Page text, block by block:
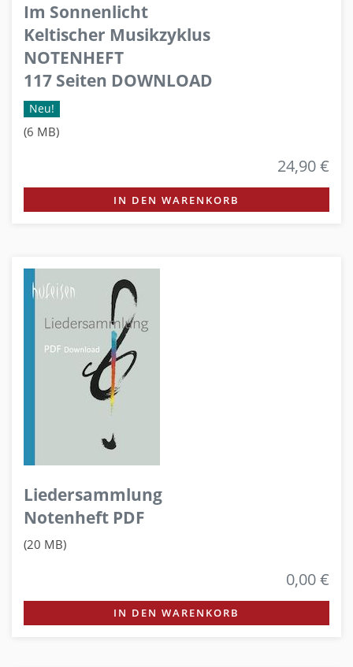
Im Sonnenlicht
Keltischer Musikzyklus
NOTENHEFT
117 Seiten DOWNLOAD
Neu!
(6 MB)
24,90 €
IN DEN WARENKORB
Liedersammlung
Notenheft PDF
(20 MB)
0,00 €
IN DEN WARENKORB